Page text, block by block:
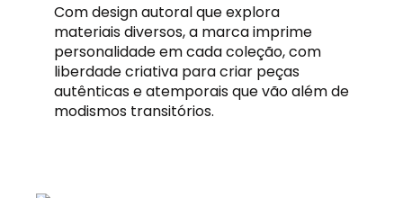
Com design autoral que explora
materiais diversos, a marca imprime
personalidade em cada coleção, com
liberdade criativa para criar peças
autênticas e atemporais que vão além de
modismos transitórios.